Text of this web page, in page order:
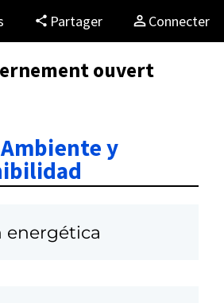
Partager Connecter
ouvert
y
energética